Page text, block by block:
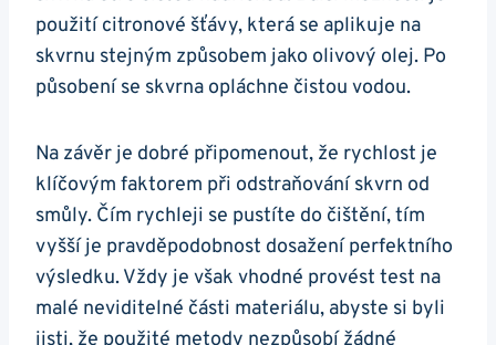
použití citronové šťávy, která se aplikuje na
skvrnu stejným způsobem jako olivový olej. Po
působení se skvrna opláchne čistou vodou.
Na závěr je dobré připomenout, že rychlost je
klíčovým faktorem při odstraňování skvrn od
smůly. Čím rychleji se pustíte do čištění, tím
vyšší je pravděpodobnost dosažení perfektního
výsledku. Vždy je však vhodné provést test na
malé neviditelné části materiálu, abyste si byli
jisti, že použité metody nezpůsobí žádné